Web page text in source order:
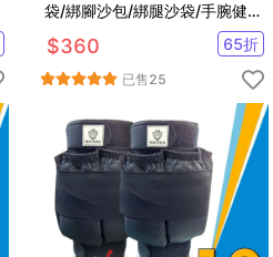
袋/綁腳沙包/綁腿沙袋/手腕健身
沙包/腳踝沙包 Fitek
$360 65折
已售25